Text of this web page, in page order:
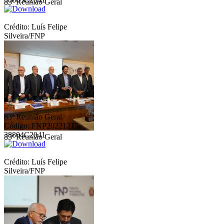
Crédito: Luís Felipe
Silveira/FNP
83ª Reunião Geral
83ª Reunião Geral
Código: FNP20221215-
38804C2041
Crédito: Luís Felipe
Silveira/FNP